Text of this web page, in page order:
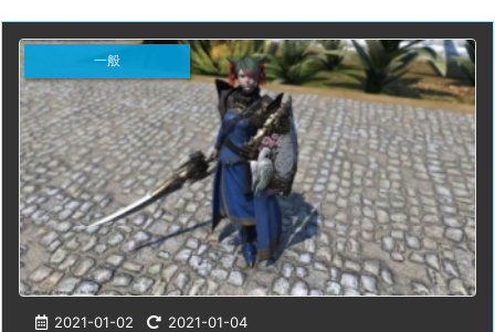
2021-01-02 2021-01-04
一般